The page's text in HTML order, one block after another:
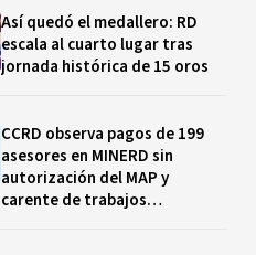
Así quedó el medallero: RD
escala al cuarto lugar tras
jornada histórica de 15 oros
CCRD observa pagos de 199
asesores en MINERD sin
autorización del MAP y
carente de trabajos